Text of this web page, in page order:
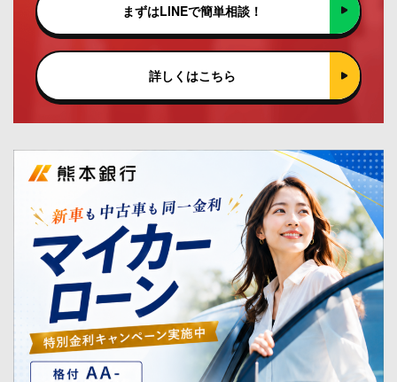
まずはLINEで簡単相談！
詳しくはこちら